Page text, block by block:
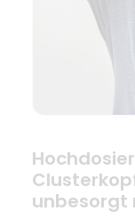
unbesorgt